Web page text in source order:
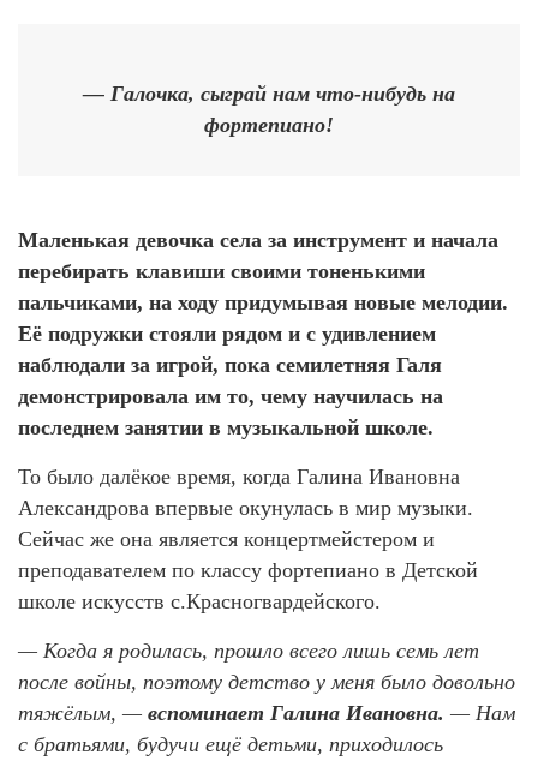
— Галочка, сыграй нам что-нибудь на
фортепиано!
Маленькая девочка села за инструмент и начала
перебирать клавиши своими тоненькими
пальчиками, на ходу придумывая новые мелодии.
Её подружки стояли рядом и с удивлением
наблюдали за игрой, пока семилетняя Галя
демонстрировала им то, чему научилась на
последнем занятии в музыкальной школе.
То было далёкое время, когда Галина Ивановна
Александрова впервые окунулась в мир музыки.
Сейчас же она является концертмейстером и
преподавателем по классу фортепиано в Детской
школе искусств с.Красногвардейского.
— Когда я родилась, прошло всего лишь семь лет
после войны, поэтому детство у меня было довольно
тяжёлым, — вспоминает Галина Ивановна. — Нам
с братьями, будучи ещё детьми, приходилось